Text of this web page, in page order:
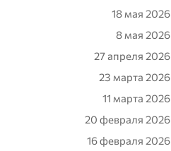
18 мая 2026
8 мая 2026
27 апреля 2026
23 марта 2026
11 марта 2026
20 февраля 2026
16 февраля 2026